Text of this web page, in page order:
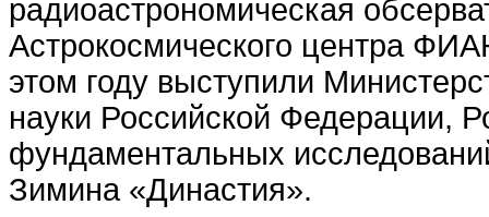
радиоастрономическая
Астрокосмического центра
этом году выступили
науки Российской Федерации,
фундаментальных
Зимина «Династия».